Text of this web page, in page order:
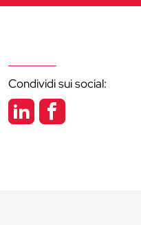
Condividi sui social: